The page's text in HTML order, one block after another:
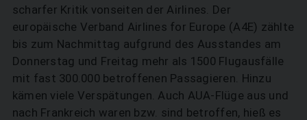
scharfer Kritik vonseiten der Airlines. Der
europäische Verband Airlines for Europe (A4E) zählte
bis zum Nachmittag aufgrund des Ausstandes am
Donnerstag und Freitag mehr als 1500 Flugausfälle
mit fast 300.000 betroffenen Passagieren. Hinzu
kämen viele Verspätungen. Auch AUA-Flüge aus und
nach Frankreich waren bzw. sind betroffen, hieß es